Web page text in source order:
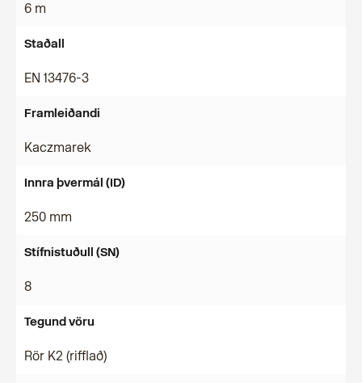
6 m
Staðall
EN 13476-3
Framleiðandi
Kaczmarek
Innra þvermál (ID)
250 mm
Stífnistuðull (SN)
8
Tegund vöru
Rör K2 (rifflað)